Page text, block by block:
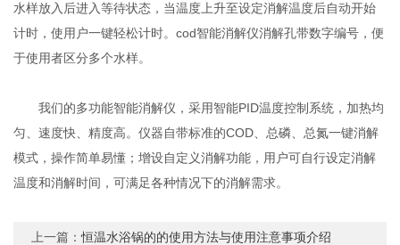
水样放入后进入等待状态，当温度上升至设定消解温度后自动开始
计时，使用户一键轻松计时。cod智能消解仪消解孔带数字编号，便
于使用者区分多个水样。
我们的多功能智能消解仪，采用智能PID温度控制系统，加热均
匀、速度快、精度高。仪器自带标准的COD、总磷、总氮一键消解
模式，操作简单易懂；增设自定义消解功能，用户可自行设定消解
温度和消解时间，可满足各种情况下的消解需求。
上一篇：恒温水浴锅的的使用方法与使用注意事项介绍